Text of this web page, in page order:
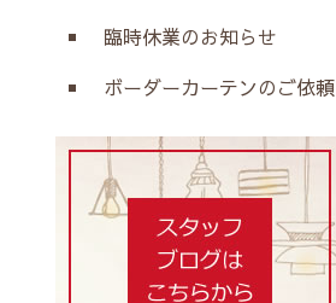
臨時休業のお知らせ
ボーダーカーテンのご依頼